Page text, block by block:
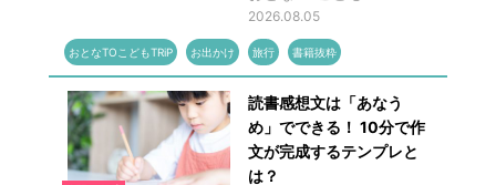
2026.08.05
おとなTOこどもTRiP お出かけ 旅行 書籍抜粋
読書感想文は「あなう
め」でできる！ 10分で作
文が完成するテンプレと
は？